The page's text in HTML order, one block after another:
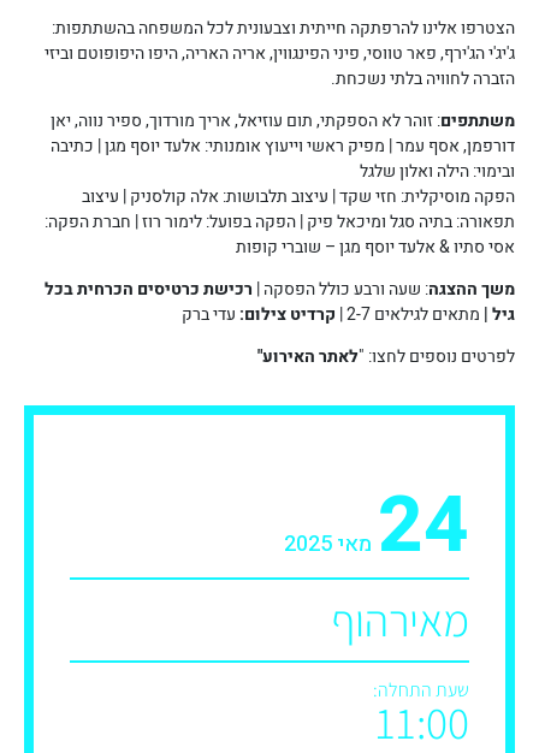
הצטרפו אלינו להרפתקה חייתית וצבעונית לכל המשפחה בהשתתפות:
ג'יג'י הג'ירף, פאר טווסי, פיני הפינגווין, אריה האריה, היפו היפופוטם וביזי
הזברה לחוויה בלתי נשכחת.
משתתפים: זוהר לא הספקתי, תום עוזיאל, אריך מורדוך, ספיר נווה, יאן
דורפמן, אסף עמר | מפיק ראשי וייעוץ אומנותי: אלעד יוסף מגן | כתיבה
ובימוי: הילה ואלון שלגל
הפקה מוסיקלית: חזי שקד | עיצוב תלבושות: אלה קולסניק | עיצוב
תפאורה: בתיה סגל ומיכאל פיק | הפקה בפועל: לימור רוז | חברת הפקה:
אסי סתיו & אלעד יוסף מגן – שוברי קופות
משך ההצגה: שעה ורבע כולל הפסקה | רכישת כרטיסים הכרחית בכל
גיל | מתאים לגילאים 2-7 | קרדיט צילום: עדי ברק
לפרטים נוספים לחצו: "לאתר האירוע"
24 מאי 2025
מאירהוף
שעת התחלה:
11:00